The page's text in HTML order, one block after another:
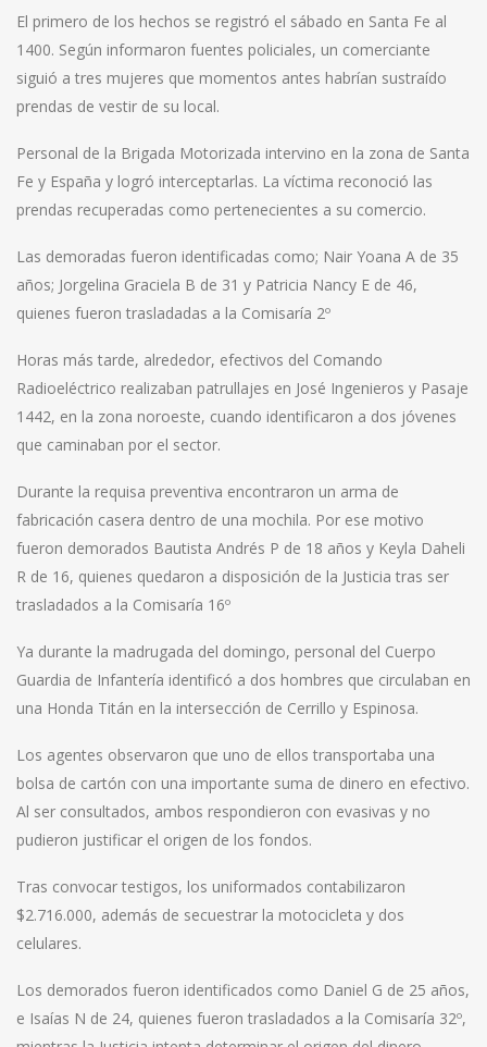
El primero de los hechos se registró el sábado en Santa Fe al
1400. Según informaron fuentes policiales, un comerciante
siguió a tres mujeres que momentos antes habrían sustraído
prendas de vestir de su local.
Personal de la Brigada Motorizada intervino en la zona de Santa
Fe y España y logró interceptarlas. La víctima reconoció las
prendas recuperadas como pertenecientes a su comercio.
Las demoradas fueron identificadas como; Nair Yoana A de 35
años; Jorgelina Graciela B de 31 y Patricia Nancy E de 46,
quienes fueron trasladadas a la Comisaría 2º
Horas más tarde, alrededor, efectivos del Comando
Radioeléctrico realizaban patrullajes en José Ingenieros y Pasaje
1442, en la zona noroeste, cuando identificaron a dos jóvenes
que caminaban por el sector.
Durante la requisa preventiva encontraron un arma de
fabricación casera dentro de una mochila. Por ese motivo
fueron demorados Bautista Andrés P de 18 años y Keyla Daheli
R de 16, quienes quedaron a disposición de la Justicia tras ser
trasladados a la Comisaría 16º
Ya durante la madrugada del domingo, personal del Cuerpo
Guardia de Infantería identificó a dos hombres que circulaban en
una Honda Titán en la intersección de Cerrillo y Espinosa.
Los agentes observaron que uno de ellos transportaba una
bolsa de cartón con una importante suma de dinero en efectivo.
Al ser consultados, ambos respondieron con evasivas y no
pudieron justificar el origen de los fondos.
Tras convocar testigos, los uniformados contabilizaron
$2.716.000, además de secuestrar la motocicleta y dos
celulares.
Los demorados fueron identificados como Daniel G de 25 años,
e Isaías N de 24, quienes fueron trasladados a la Comisaría 32º,